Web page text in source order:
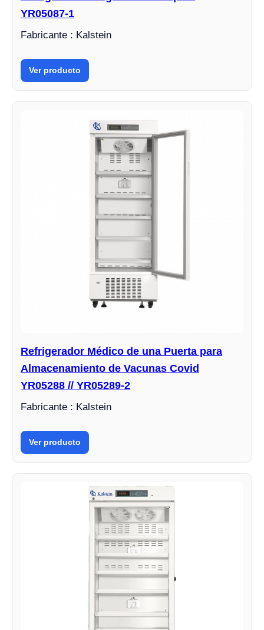
YR05087-1
Fabricante : Kalstein
Ver producto
Refrigerador Médico de una Puerta para
Almacenamiento de Vacunas Covid
YR05288 // YR05289-2
Fabricante : Kalstein
Ver producto